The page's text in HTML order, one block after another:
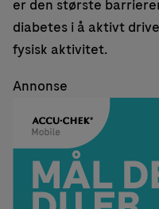
er den største
diabetes i å aktivt
fysisk aktivitet.
Annonse